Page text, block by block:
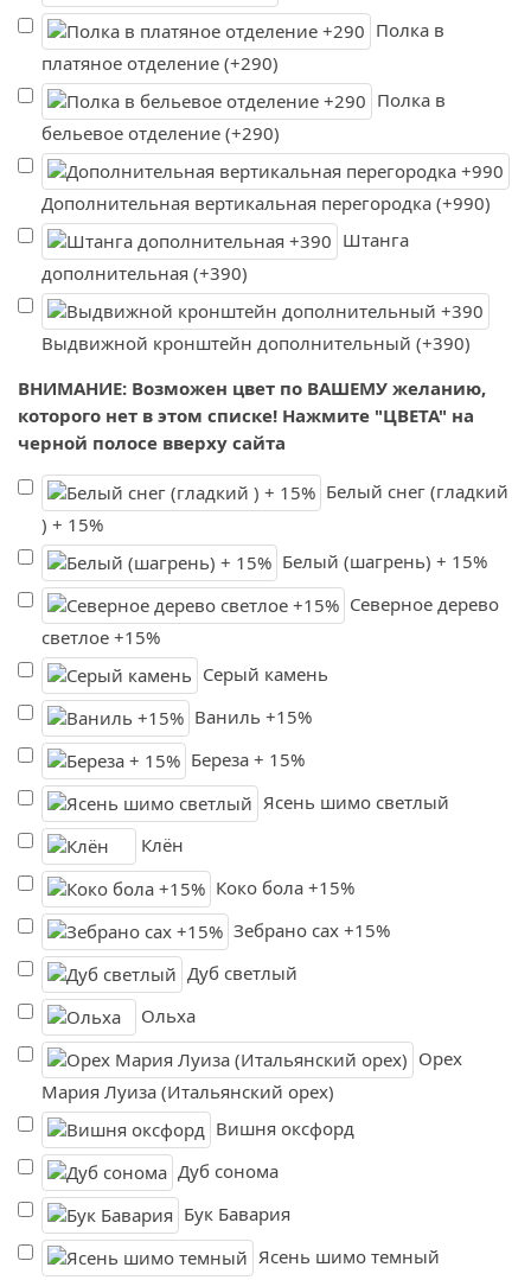
Полка в
платяное отделение (+290)
Полка в
бельевое отделение (+290)
Дополнительная вертикальная перегородка (+990)
Штанга
дополнительная (+390)
Выдвижной кронштейн дополнительный (+390)
ВНИМАНИЕ: Возможен цвет по ВАШЕМУ желанию,
которого нет в этом списке! Нажмите "ЦВЕТА" на
черной полосе вверху сайта
Белый снег (гладкий
) + 15%
Белый (шагрень) + 15%
Северное дерево
светлое +15%
Серый камень
Ваниль +15%
Береза + 15%
Ясень шимо светлый
Клён
Коко бола +15%
Зебрано сах +15%
Дуб светлый
Ольха
Орех
Мария Луиза (Итальянский орех)
Вишня оксфорд
Дуб сонома
Бук Бавария
Ясень шимо темный